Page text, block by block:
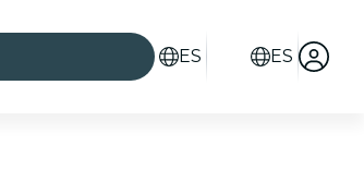
ES ES